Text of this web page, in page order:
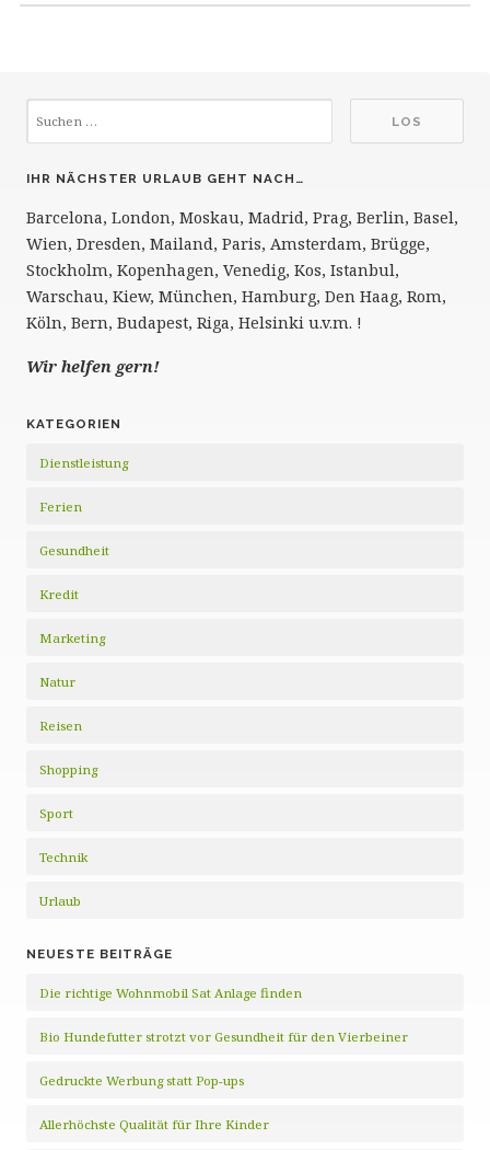
IHR NÄCHSTER URLAUB GEHT NACH…
Barcelona, London, Moskau, Madrid, Prag, Berlin, Basel,
Wien, Dresden, Mailand, Paris, Amsterdam, Brügge,
Stockholm, Kopenhagen, Venedig, Kos, Istanbul,
Warschau, Kiew, München, Hamburg, Den Haag, Rom,
Köln, Bern, Budapest, Riga, Helsinki u.v.m. !
Wir helfen gern!
KATEGORIEN
Dienstleistung
Ferien
Gesundheit
Kredit
Marketing
Natur
Reisen
Shopping
Sport
Technik
Urlaub
NEUESTE BEITRÄGE
Die richtige Wohnmobil Sat Anlage finden
Bio Hundefutter strotzt vor Gesundheit für den Vierbeiner
Gedruckte Werbung statt Pop-ups
Allerhöchste Qualität für Ihre Kinder